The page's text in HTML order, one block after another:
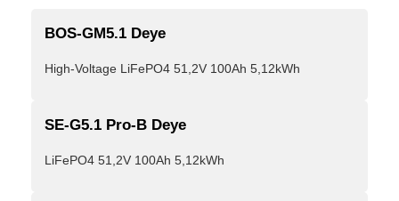
BOS-GM5.1 Deye
High-Voltage LiFePO4 51,2V 100Ah 5,12kWh
SE-G5.1 Pro-B Deye
LiFePO4 51,2V 100Ah 5,12kWh